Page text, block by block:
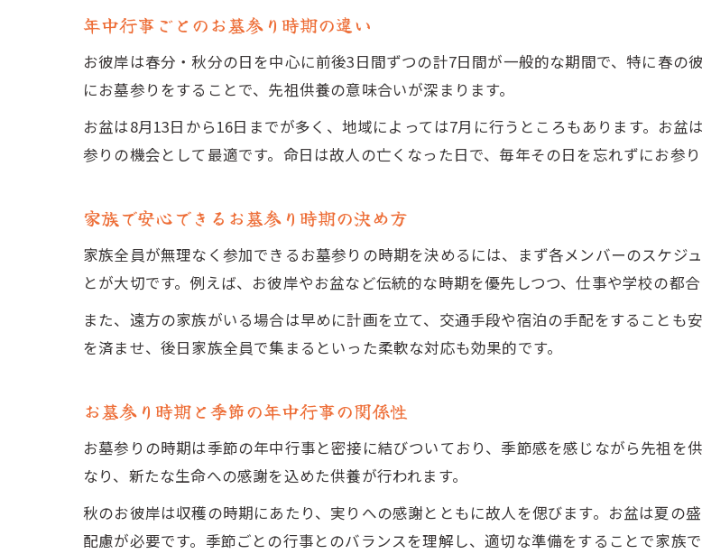
年間行事とお墓参り時期のベス
一人のお墓参り時期と年中行事
お墓参り時期を活かした一人供
お墓参り時期に守るべきマナ
お墓参り時期に合わせた家族の
年中行事ごとのお墓参り時期の違い
お彼岸は春分・秋分の日を中心に前後3日間ずつの計7日間が一般的な期間で、特に春の
にお墓参りをすることで、先祖供養の意味合いが深まります。
お盆は8月13日から16日までが多く、地域によっては7月に行うところもあります。お
参りの機会として最適です。命日は故人の亡くなった日で、毎年その日を忘れずにお参
家族で安心できるお墓参り時期の決め方
家族全員が無理なく参加できるお墓参りの時期を決めるには、まず各メンバーのスケジ
とが大切です。例えば、お彼岸やお盆など伝統的な時期を優先しつつ、仕事や学校の都
また、遠方の家族がいる場合は早めに計画を立て、交通手段や宿泊の手配をすることも
を済ませ、後日家族全員で集まるといった柔軟な対応も効果的です。
お墓参り時期と季節の年中行事の関係性
お墓参りの時期は季節の年中行事と密接に結びついており、季節感を感じながら先祖を
なり、新たな生命への感謝を込めた供養が行われます。
秋のお彼岸は収穫の時期にあたり、実りへの感謝とともに故人を偲びます。お盆は夏の
配慮が必要です。季節ごとの行事とのバランスを理解し、適切な準備をすることで家族